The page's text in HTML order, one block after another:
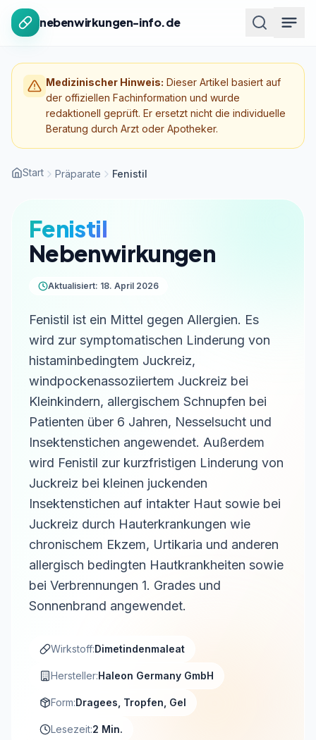
Zum Inhalt springen
nebenwirkungen-info.de
Medizinischer Hinweis: Dieser Artikel basiert auf
der offiziellen Fachinformation und wurde
redaktionell geprüft. Er ersetzt nicht die individuelle
Beratung durch Arzt oder Apotheker.
Start Präparate Fenistil
Fenistil
Nebenwirkungen
Aktualisiert: 18. April 2026
Fenistil ist ein Mittel gegen Allergien. Es
wird zur symptomatischen Linderung von
histaminbedingtem Juckreiz,
windpockenassoziiertem Juckreiz bei
Kleinkindern, allergischem Schnupfen bei
Patienten über 6 Jahren, Nesselsucht und
Insektenstichen angewendet. Außerdem
wird Fenistil zur kurzfristigen Linderung von
Juckreiz bei kleinen juckenden
Insektenstichen auf intakter Haut sowie bei
Juckreiz durch Hauterkrankungen wie
chronischem Ekzem, Urtikaria und anderen
allergisch bedingten Hautkrankheiten sowie
bei Verbrennungen 1. Grades und
Sonnenbrand angewendet.
Wirkstoff:Dimetindenmaleat
Hersteller:Haleon Germany GmbH
Form:Dragees, Tropfen, Gel
Lesezeit:2 Min.